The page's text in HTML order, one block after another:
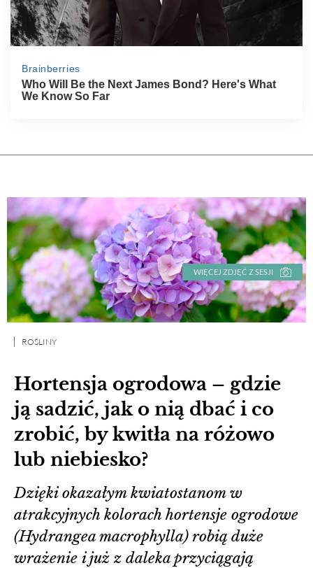
WIĘCEJ ZDJĘĆ Z SESJI
Hortensja ogrodowa – gdzie
ją sadzić, jak o nią dbać i co
zrobić, by kwitła na różowo
lub niebiesko?
ROŚLINY
Dzięki okazałym kwiatostanom w
atrakcyjnych kolorach hortensje ogrodowe
(Hydrangea macrophylla) robią duże
wrażenie i już z daleka przyciągają